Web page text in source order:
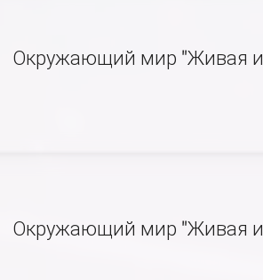
Окружающий мир "Живая и
Окружающий мир "Живая и